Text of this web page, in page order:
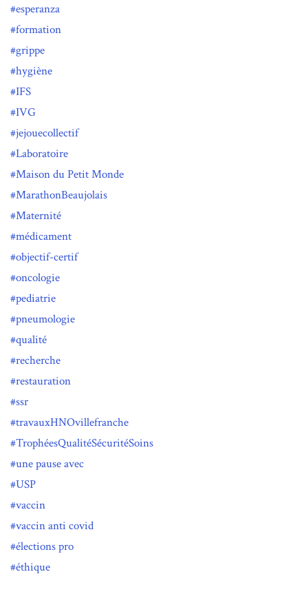
esperanza
formation
grippe
hygiène
IFS
IVG
jejouecollectif
Laboratoire
Maison du Petit Monde
MarathonBeaujolais
Maternité
médicament
objectif-certif
oncologie
pediatrie
pneumologie
qualité
recherche
restauration
ssr
travauxHNOvillefranche
TrophéesQualitéSécuritéSoins
une pause avec
USP
vaccin
vaccin anti covid
élections pro
éthique